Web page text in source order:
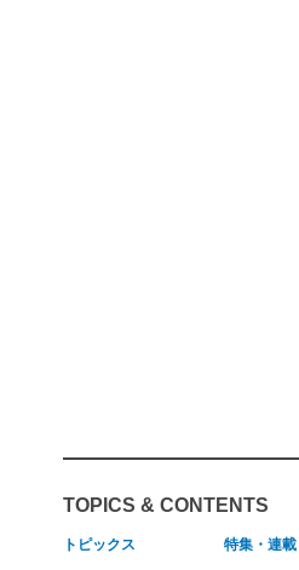
TOPICS & CONTENTS
トピックス 特集・連載